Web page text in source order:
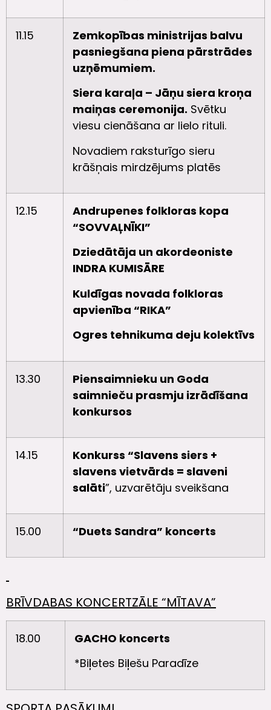
11.15
Zemkopības ministrijas balvu
pasniegšana piena pārstrādes
uzņēmumiem.
Siera karaļa – Jāņu siera kroņa
maiņas ceremonija. Svētku
viesu cienāšana ar lielo rituli.
Novadiem raksturīgo sieru
krāšņais mirdzējums platēs
12.15
Andrupenes folkloras kopa
“SOVVAĻNĪKI”
Dziedātāja un akordeoniste
INDRA KUMISĀRE
Kuldīgas novada folkloras
apvienība “RIKA”
Ogres tehnikuma deju kolektīvs
13.30
Piensaimnieku un Goda
saimnieču prasmju izrādīšana
konkursos
14.15
Konkurss “Slavens siers +
slavens vietvārds = slaveni
salāti”, uzvarētāju sveikšana
15.00 “Duets Sandra” koncerts
BRĪVDABAS KONCERTZĀLE “MĪTAVA”
18.00
GACHO koncerts
*Biļetes Biļešu Paradīze